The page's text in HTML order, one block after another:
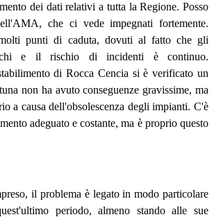
dei dati relativi a tutta la Regione. Posso
che ci vede impegnati fortemente.
punti di caduta, dovuti al fatto che gli
e il rischio di incidenti è continuo.
di Rocca Cencia si è verificato un
non ha avuto conseguenze gravissime, ma
a causa dell'obsolescenza degli impianti. C'è
adeguato e costante, ma è proprio questo
il problema è legato in modo particolare
periodo, almeno stando alle sue